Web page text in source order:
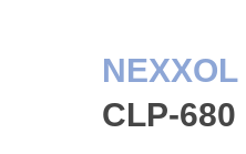
CLP-680